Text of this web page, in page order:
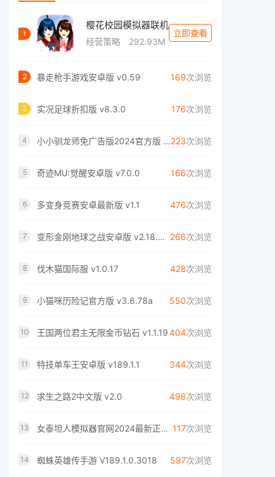
1
樱花校园模拟器联机
经营策略 292.93M
立即查看
2 暴走枪手游戏安卓版 v0.59 169次浏览
3 实况足球折扣版 v8.3.0 176次浏览
4 小小驯龙师免广告版2024官方版 v1.5223次浏览
5 奇迹MU:觉醒安卓版 v7.0.0 166次浏览
6 多变身竞赛安卓最新版 v1.1 476次浏览
7 变形金刚地球之战安卓版 v2.18.0.350 266次浏览
8 伐木猫国际服 v1.0.17 428次浏览
9 小猫咪历险记官方版 v3.6.78a 550次浏览
10 王国两位君主无限金币钻石 v1.1.19404次浏览
11 特技单车王安卓版 v189.1.1 344次浏览
12 求生之路2中文版 v2.0 498次浏览
13 女泰坦人模拟器官网2024最新正版 v2.0 117次浏览
14 蜘蛛英雄传手游 V189.1.0.3018 597次浏览